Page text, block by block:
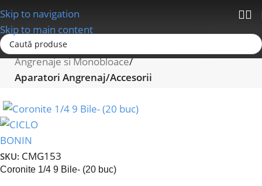
Skip to navigation
Skip to main content
Prima pagină
Angrenaje si Monobloace
Aparatori Angrenaj/Accesorii
SKU: CMG153
Coronite 1/4 9 Bile- (20 buc)